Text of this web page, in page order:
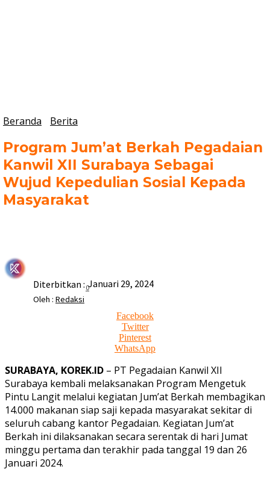
Beranda Berita
Program Jum’at Berkah Pegadaian
Kanwil XII Surabaya Sebagai
Wujud Kepedulian Sosial Kepada
Masyarakat
Oleh : Redaksi
0
Diterbitkan : Januari 29, 2024
Facebook
Twitter
Pinterest
WhatsApp
SURABAYA, KOREK.ID – PT Pegadaian Kanwil XII
Surabaya kembali melaksanakan Program Mengetuk
Pintu Langit melalui kegiatan Jum’at Berkah membagikan
14.000 makanan siap saji kepada masyarakat sekitar di
seluruh cabang kantor Pegadaian. Kegiatan Jum’at
Berkah ini dilaksanakan secara serentak di hari Jumat
minggu pertama dan terakhir pada tanggal 19 dan 26
Januari 2024.